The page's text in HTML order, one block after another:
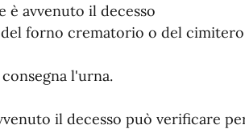
è avvenuto il decesso
del forno crematorio o del
l'urna.
il decesso può verificare